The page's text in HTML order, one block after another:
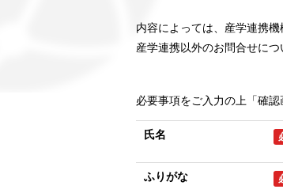
内容によっては、産学連携
産学連携以外のお問合せに
必要事項をご入力の上「確
氏名
ふりがな